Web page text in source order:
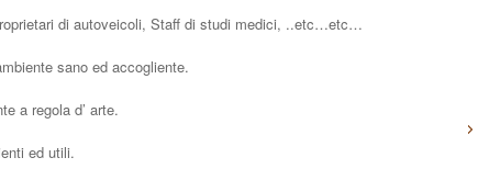
di autoveicoli, Staff di studi medici, ..etc…etc…
sano ed accogliente.
a regola d’ arte.
ed utili.